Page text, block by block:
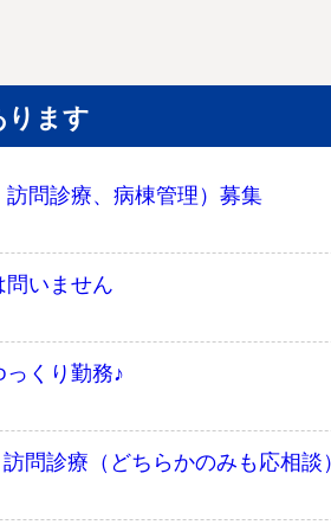
ります
問診療、病棟管理）募集
問いません
くり勤務♪
診療（どちらかのみも応相談